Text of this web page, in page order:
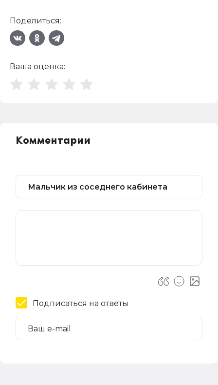
Поделиться:
Ваша оценка:
Комментарии
Подписаться на ответы